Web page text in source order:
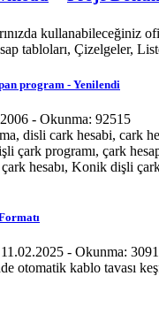
kullanabileceğiniz
tabloları, Çizelgeler,
program - Yenilendi
- Okunma: 92515
disli cark hesabi, cark
çark programı, çark
hesabı, Konik dişli çark
- Okunma: 3091
otomatik kablo tavası